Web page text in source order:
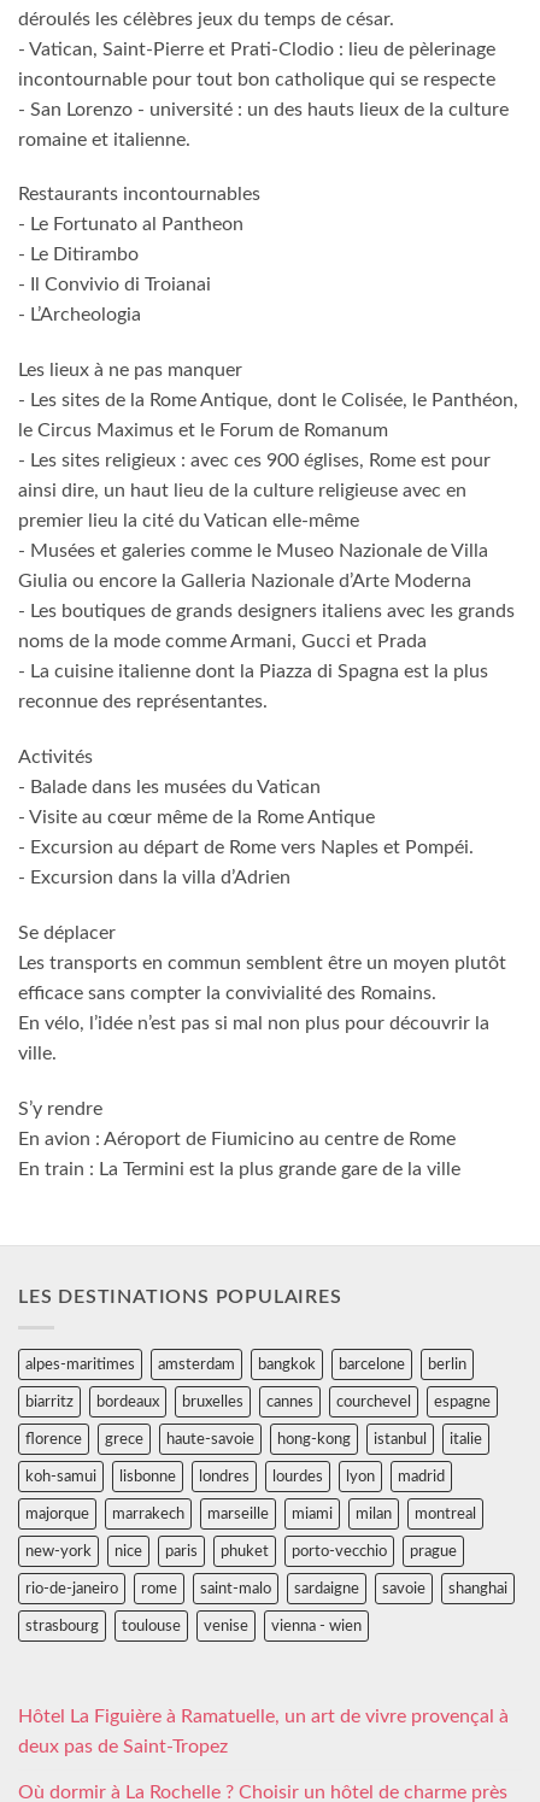
déroulés les célèbres jeux du temps de césar.
- Vatican, Saint-Pierre et Prati-Clodio : lieu de pèlerinage
incontournable pour tout bon catholique qui se respecte
- San Lorenzo - université : un des hauts lieux de la culture
romaine et italienne.
Restaurants incontournables
- Le Fortunato al Pantheon
- Le Ditirambo
- Il Convivio di Troianai
- L’Archeologia
Les lieux à ne pas manquer
- Les sites de la Rome Antique, dont le Colisée, le Panthéon,
le Circus Maximus et le Forum de Romanum
- Les sites religieux : avec ces 900 églises, Rome est pour
ainsi dire, un haut lieu de la culture religieuse avec en
premier lieu la cité du Vatican elle-même
- Musées et galeries comme le Museo Nazionale de Villa
Giulia ou encore la Galleria Nazionale d’Arte Moderna
- Les boutiques de grands designers italiens avec les grands
noms de la mode comme Armani, Gucci et Prada
- La cuisine italienne dont la Piazza di Spagna est la plus
reconnue des représentantes.
Activités
- Balade dans les musées du Vatican
- Visite au cœur même de la Rome Antique
- Excursion au départ de Rome vers Naples et Pompéi.
- Excursion dans la villa d’Adrien
Se déplacer
Les transports en commun semblent être un moyen plutôt
efficace sans compter la convivialité des Romains.
En vélo, l’idée n’est pas si mal non plus pour découvrir la
ville.
S’y rendre
En avion : Aéroport de Fiumicino au centre de Rome
En train : La Termini est la plus grande gare de la ville
LES DESTINATIONS POPULAIRES
alpes-maritimes amsterdam bangkok barcelone berlin
biarritz bordeaux bruxelles cannes courchevel espagne
florence grece haute-savoie hong-kong istanbul italie
koh-samui lisbonne londres lourdes lyon madrid
majorque marrakech marseille miami milan montreal
new-york nice paris phuket porto-vecchio prague
rio-de-janeiro rome saint-malo sardaigne savoie shanghai
strasbourg toulouse venise vienna - wien
Hôtel La Figuière à Ramatuelle, un art de vivre provençal à
deux pas de Saint-Tropez
Où dormir à La Rochelle ? Choisir un hôtel de charme près